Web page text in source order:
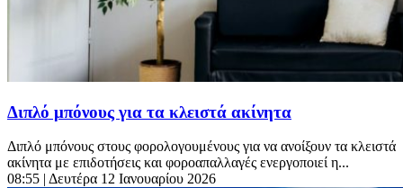
Διπλό μπόνους για τα κλειστά ακίνητα
Διπλό μπόνους στους φορολογουμένους για να ανοίξουν τα κλειστά
ακίνητα με επιδοτήσεις και φοροαπαλλαγές ενεργοποιεί η...
08:55 | Δευτέρα 12 Ιανουαρίου 2026